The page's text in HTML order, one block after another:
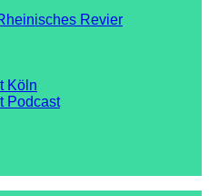
Revier
Köln
Podcast